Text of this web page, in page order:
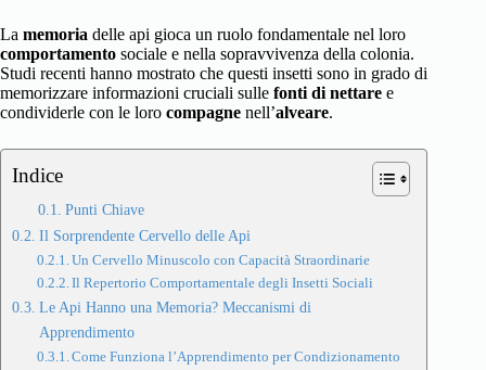
La memoria delle api gioca un ruolo fondamentale nel loro
comportamento sociale e nella sopravvivenza della colonia.
Studi recenti hanno mostrato che questi insetti sono in grado di
memorizzare informazioni cruciali sulle fonti di nettare e
condividerle con le loro compagne nell’alveare.
Indice
Punti Chiave
Il Sorprendente Cervello delle Api
Un Cervello Minuscolo con Capacità Straordinarie
Il Repertorio Comportamentale degli Insetti Sociali
Le Api Hanno una Memoria? Meccanismi di
Apprendimento
Come Funziona l’Apprendimento per Condizionamento